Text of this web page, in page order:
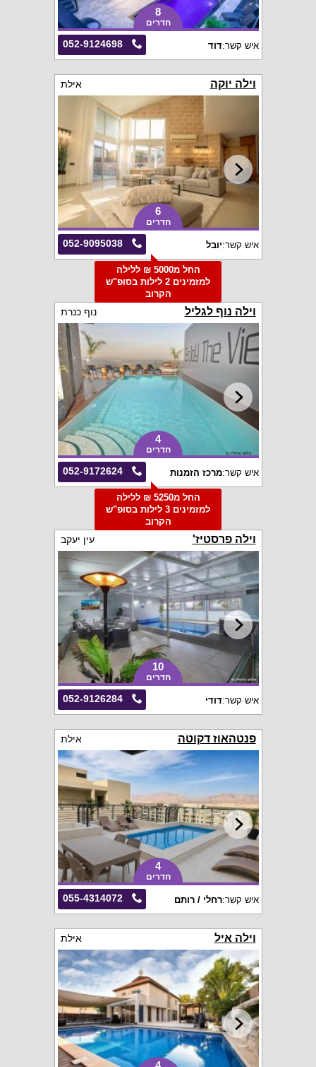
8
חדרים
052-9124698 איש קשר:דוד
וילה יוקה אילת
6
חדרים
052-9095038 איש קשר:יובל
החל מ5000 ₪ ללילה
למזמינים 2 לילות בסופ"ש
הקרוב
וילה נוף לגליל נוף כנרת
4
חדרים
052-9172624 איש קשר:מרכז הזמנות
החל מ5250 ₪ ללילה
למזמינים 3 לילות בסופ"ש
הקרוב
וילה פרסטיז' עין יעקב
10
חדרים
052-9126284 איש קשר:דודי
פנטהאוז דקוטה אילת
4
חדרים
055-4314072 איש קשר:רחלי / רותם
וילה איל אילת